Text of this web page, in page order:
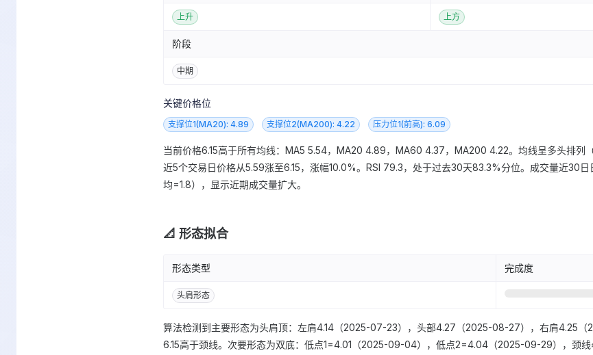
上升 上方
阶段
中期
关键价格位
支撑位1(MA20): 4.89 支撑位2(MA200): 4.22 压力位1(前高): 6.09
当前价格6.15高于所有均线：MA5 5.54，MA20 4.89，MA60 4.37，MA200 4.22。均线呈多头排列
近5个交易日价格从5.59涨至6.15，涨幅10.0%。RSI 79.3，处于过去30天83.3%分位。成交量近30
均=1.8），显示近期成交量扩大。
📐 形态拟合
形态类型 完成度
头肩形态
算法检测到主要形态为头肩顶：左肩4.14（2025-07-23），头部4.27（2025-08-27），右肩4.25（
6.15高于颈线。次要形态为双底：低点1=4.01（2025-09-04），低点2=4.04（2025-09-29），颈